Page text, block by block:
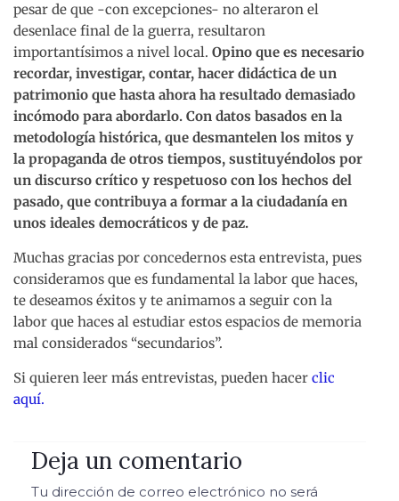
pesar de que -con excepciones- no alteraron el
desenlace final de la guerra, resultaron
importantísimos a nivel local. Opino que es necesario
recordar, investigar, contar, hacer didáctica de un
patrimonio que hasta ahora ha resultado demasiado
incómodo para abordarlo. Con datos basados en la
metodología histórica, que desmantelen los mitos y
la propaganda de otros tiempos, sustituyéndolos por
un discurso crítico y respetuoso con los hechos del
pasado, que contribuya a formar a la ciudadanía en
unos ideales democráticos y de paz.
Muchas gracias por concedernos esta entrevista, pues
consideramos que es fundamental la labor que haces,
te deseamos éxitos y te animamos a seguir con la
labor que haces al estudiar estos espacios de memoria
mal considerados “secundarios”.
Si quieren leer más entrevistas, pueden hacer clic
aquí.
Deja un comentario
Tu dirección de correo electrónico no será